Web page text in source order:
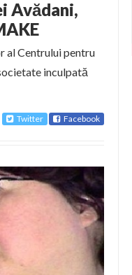
Avădani,
al Centrului pentru
inculpată
Twitter Facebook